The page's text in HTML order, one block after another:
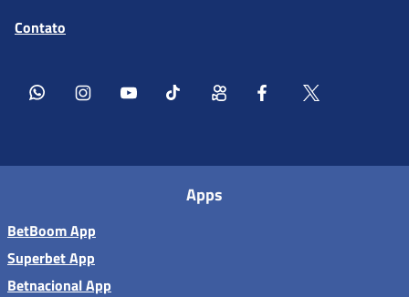
Contato
Apps
BetBoom App
Superbet App
Betnacional App